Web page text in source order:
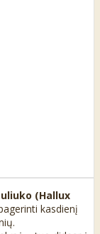
(Hallux
kasdienį